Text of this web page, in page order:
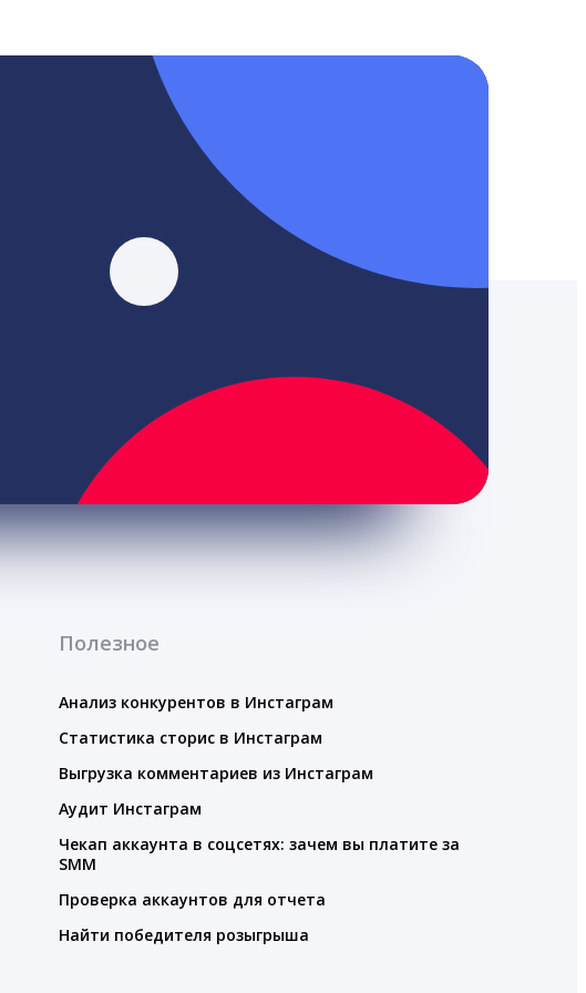
Полезное
Анализ конкурентов в Инстаграм
Статистика сторис в Инстаграм
Выгрузка комментариев из Инстаграм
Аудит Инстаграм
Чекап аккаунта в соцсетях: зачем вы платите за
SMM
Проверка аккаунтов для отчета
Найти победителя розыгрыша